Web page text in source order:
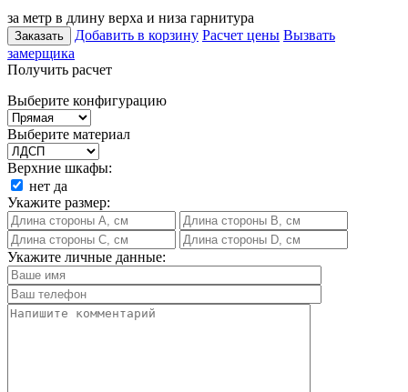
за метр в длину верха и низа гарнитура
Заказать Добавить в корзину Расчет цены Вызвать
замерщика
Получить расчет
Выберите конфигурацию
Выберите материал
Верхние шкафы:
нет да
Укажите размер:
Укажите личные данные: